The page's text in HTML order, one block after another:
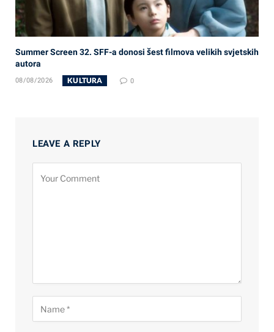
Summer Screen 32. SFF-a donosi šest filmova velikih svjetskih
autora
08/08/2026 KULTURA 0
LEAVE A REPLY